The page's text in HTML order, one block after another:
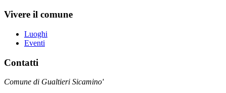
Vivere il comune
Luoghi
Eventi
Contatti
Comune di Gualtieri Sicamino'